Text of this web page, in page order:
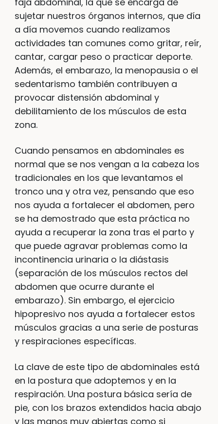
sujetar nuestros órganos internos, que día
a día movemos cuando realizamos
actividades tan comunes como gritar, reír,
cantar, cargar peso o practicar deporte.
Además, el embarazo, la menopausia o el
sedentarismo también contribuyen a
provocar distensión abdominal y
debilitamiento de los músculos de esta
zona.
Cuando pensamos en abdominales es
normal que se nos vengan a la cabeza los
tradicionales en los que levantamos el
tronco una y otra vez, pensando que eso
nos ayuda a fortalecer el abdomen, pero
se ha demostrado que esta práctica no
ayuda a recuperar la zona tras el parto y
que puede agravar problemas como la
incontinencia urinaria o la diástasis
(separación de los músculos rectos del
abdomen que ocurre durante el
embarazo). Sin embargo, el ejercicio
hipopresivo nos ayuda a fortalecer estos
músculos gracias a una serie de posturas
y respiraciones específicas.
La clave de este tipo de abdominales está
en la postura que adoptemos y en la
respiración. Una postura básica sería de
pie, con los brazos extendidos hacia abajo
y las manos muy abiertas como si